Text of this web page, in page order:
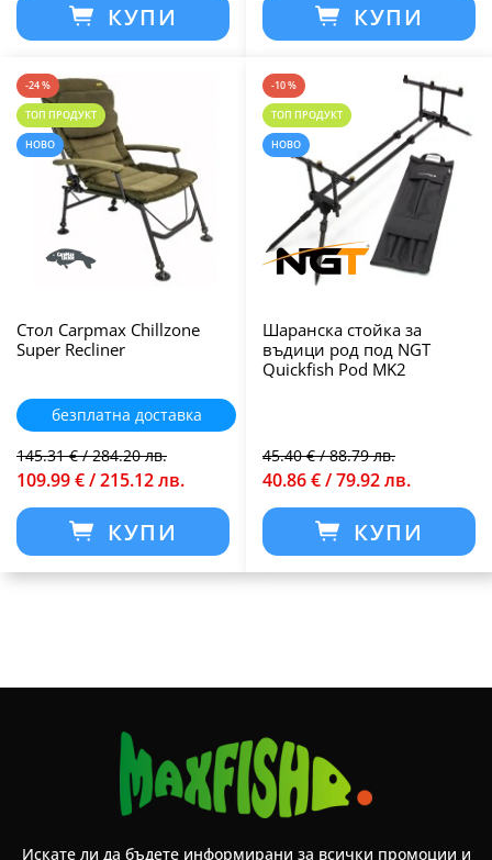
КУПИ КУПИ
-24 %
ТОП ПРОДУКТ
НОВО
Стол Carpmax Chillzone
Super Recliner
безплатна доставка
145.31 € / 284.20 лв.
109.99 € / 215.12 лв.
КУПИ
-10 %
ТОП ПРОДУКТ
НОВО
Шаранска стойка за
въдици род под NGT
Quickfish Pod MK2
45.40 € / 88.79 лв.
40.86 € / 79.92 лв.
КУПИ
Искате ли да бъдете информирани за всички промоции и